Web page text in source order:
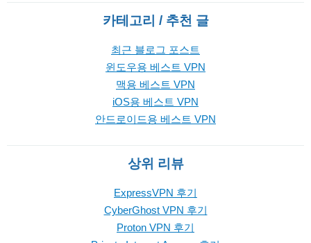
카테고리 / 추천 글
최근 블로그 포스트
윈도우용 베스트 VPN
맥용 베스트 VPN
iOS용 베스트 VPN
안드로이드용 베스트 VPN
상위 리뷰
ExpressVPN 후기
CyberGhost VPN 후기
Proton VPN 후기